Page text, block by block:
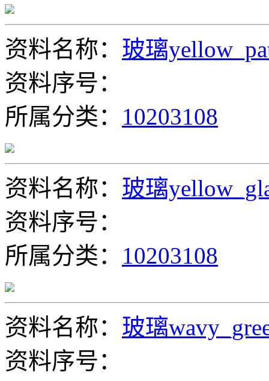
资料名称： 玻璃
资料序号：
所属分类： 10203108
资料名称： 玻璃
资料序号：
所属分类： 10203108
资料名称： 玻璃
资料序号：